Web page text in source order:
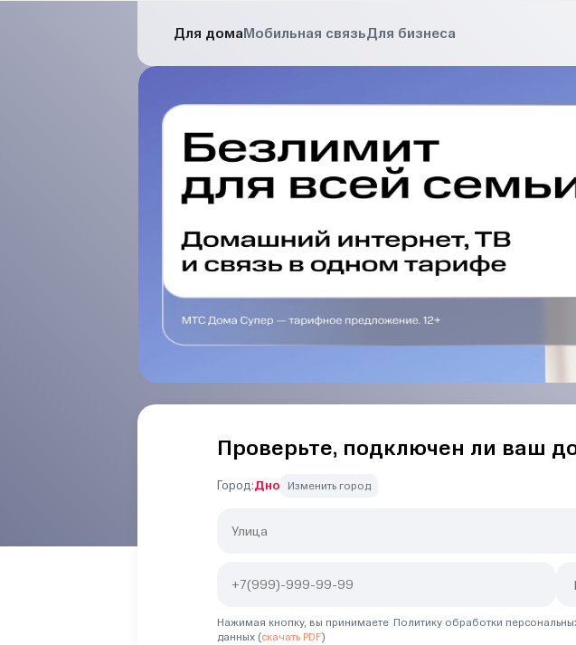
Для домаМобильная связьДля бизнеса
Проверьте, подключен ли ваш
Город:Дно Изменить город
Нажимая кнопку, вы принимаете Политику обработки
данных (скачать PDF)